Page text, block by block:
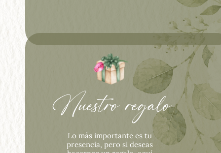
Nuestro regalo
Lo más importante es tu
presencia, pero si deseas